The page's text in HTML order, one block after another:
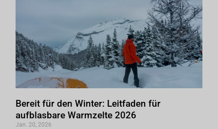
Bereit für den Winter: Leitfaden für
aufblasbare Warmzelte 2026
Jan. 20, 2026